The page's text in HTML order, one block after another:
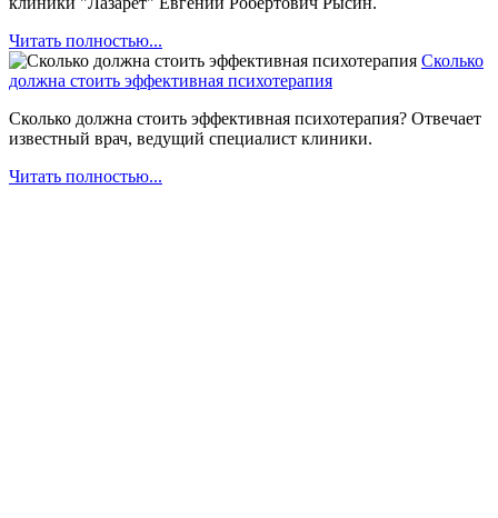
Читать полностью...
Сколько
должна стоить эффективная психотерапия
Сколько должна стоить эффективная психотерапия? Отвечает
известный врач, ведущий специалист клиники.
Читать полностью...